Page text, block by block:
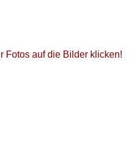
Fotos auf die Bilder klicken!